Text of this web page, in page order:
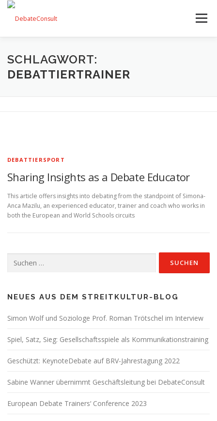
Zum
springen
Menü
UNSER ANGEBOT STREITKULTUR-BLOG
SCHLAGWORT:
DEBATTIERTRAINER
DEBATTIERSPORT
Sharing Insights as a Debate Educator
This article offers insights into debating from the standpoint of Simona-
Anca Mazilu, an experienced educator, trainer and coach who works in
both the European and World Schools circuits
nach:
NEUES AUS DEM STREITKULTUR-BLOG
Simon Wolf und Soziologe Prof. Roman Trötschel im Interview
Spiel, Satz, Sieg: Gesellschaftsspiele als Kommunikationstraining
Geschützt: KeynoteDebate auf BRV-Jahrestagung 2022
Sabine Wanner übernimmt Geschäftsleitung bei DebateConsult
European Debate Trainers‘ Conference 2023